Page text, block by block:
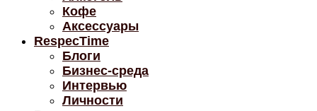
Кофе
Аксессуары
RespecTime
Блоги
Бизнес-среда
Интервью
Личности